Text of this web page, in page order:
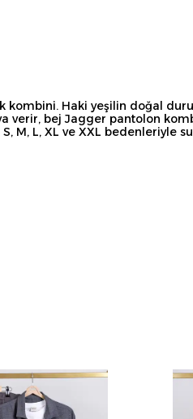
Haki yeşilin doğal
verir, bej Jagger pantolon
M, L, XL ve XXL bedenleriyle